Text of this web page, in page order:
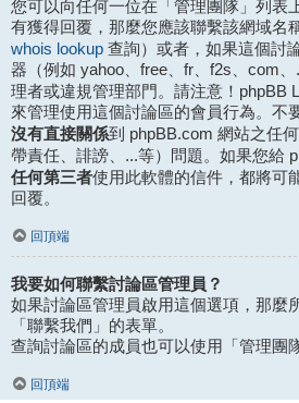
您可以向任何一位在「管理團隊」列表
有獲得回覆，那麼您應該聯繫該網域名
whois lookup 查詢）或者，如果這個討
器（例如 yahoo、free、fr、f2s、com
理者或違規管理部門。請注意！phpBB
來管理使用這個討論區的會員行為。不
沒有直接關係到 phpBB.com 網站之任
帶責任、誹謗、...等）問題。如果您給
任何第三者使用此軟體的信件，都將可
回覆。
回頂端
我要如何聯繫討論區管理員？
如果討論區管理員啟用這個選項，那麼
「聯繫我們」的表單。
查詢討論區的成員也可以使用「管理團
回頂端